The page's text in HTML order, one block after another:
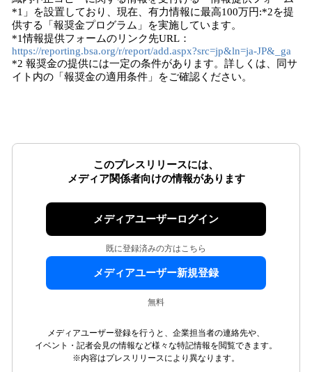
*1」を設置しており、現在、有力情報に最高100万円:*2を提
供する「報奨金プログラム」を実施しています。
*1情報提供フォームのリンク先URL：
https://reporting.bsa.org/r/report/add.aspx?src=jp&ln=ja-JP&_ga
*2 報奨金の提供には一定の条件があります。詳しくは、同サ
イト内の「報奨金の適用条件」をご確認ください。
このプレスリリースには、
メディア関係者向けの情報があります
メディアユーザーログイン
既に登録済みの方はこちら
メディアユーザー新規登録
無料
メディアユーザー登録を行うと、企業担当者の連絡先や、
イベント・記者会見の情報など様々な特記情報を閲覧できます。
※内容はプレスリリースにより異なります。